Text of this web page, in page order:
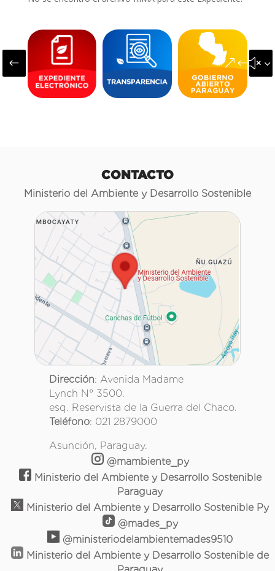
#
CONTACTO
Ministerio del Ambiente y Desarrollo Sostenible
Dirección: Avenida Madame
Lynch N° 3500.
esq. Reservista de la Guerra del Chaco.
Teléfono: 021 2879000
Asunción, Paraguay.
@mambiente_py
Ministerio del Ambiente y Desarrollo Sostenible
Paraguay
Ministerio del Ambiente y Desarrollo Sostenible Py
@mades_py
@ministeriodelambientemades9510
Ministerio del Ambiente y Desarrollo Sostenible de